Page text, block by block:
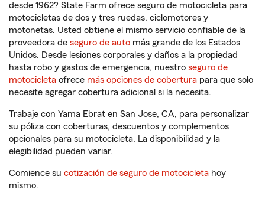
desde 1962? State Farm ofrece seguro de motocicleta para
motocicletas de dos y tres ruedas, ciclomotores y
motonetas. Usted obtiene el mismo servicio confiable de la
proveedora de seguro de auto más grande de los Estados
Unidos. Desde lesiones corporales y daños a la propiedad
hasta robo y gastos de emergencia, nuestro seguro de
motocicleta ofrece más opciones de cobertura para que solo
necesite agregar cobertura adicional si la necesita.
Trabaje con Yama Ebrat en San Jose, CA, para personalizar
su póliza con coberturas, descuentos y complementos
opcionales para su motocicleta. La disponibilidad y la
elegibilidad pueden variar.
Comience su cotización de seguro de motocicleta hoy
mismo.